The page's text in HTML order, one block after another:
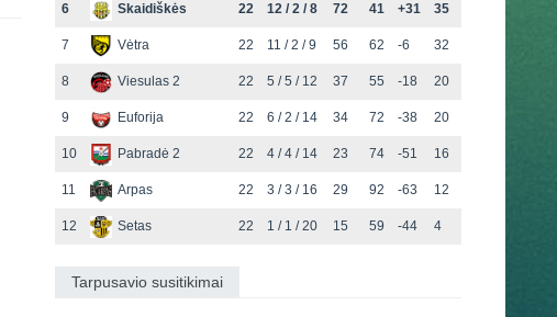
6 Skaidiškės 22 12 / 2 / 8 72 41 +31 35
7 Vėtra 22 11 / 2 / 9 56 62 -6 32
8 Viesulas 2 22 5 / 5 / 12 37 55 -18 20
9 Euforija 22 6 / 2 / 14 34 72 -38 20
10 Pabradė 2 22 4 / 4 / 14 23 74 -51 16
11 Arpas 22 3 / 3 / 16 29 92 -63 12
12 Setas 22 1 / 1 / 20 15 59 -44 4
Tarpusavio susitikimai